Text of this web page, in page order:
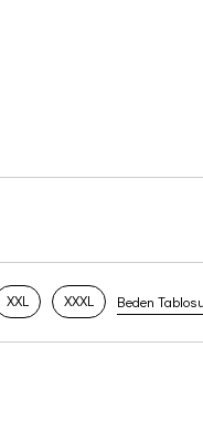
XXL XXXL Beden Tablosu